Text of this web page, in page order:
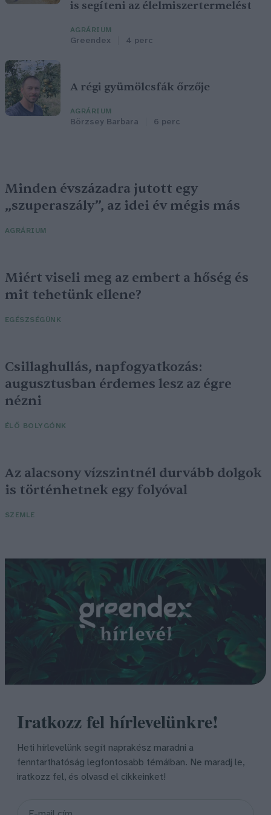
is segíteni az élelmiszertermelést
AGRÁRIUM
Greendex 4 perc
A régi gyümölcsfák őrzője
AGRÁRIUM
Börzsey Barbara 6 perc
Minden évszázadra jutott egy
„szuperaszály”, az idei év mégis más
AGRÁRIUM
Miért viseli meg az embert a hőség és
mit tehetünk ellene?
EGÉSZSÉGÜNK
Csillaghullás, napfogyatkozás:
augusztusban érdemes lesz az égre
nézni
ÉLŐ BOLYGÓNK
Az alacsony vízszintnél durvább dolgok
is történhetnek egy folyóval
SZEMLE
Iratkozz fel hírlevelünkre!
Heti hírlevelünk segít naprakész maradni a
fenntarthatóság legfontosabb témáiban. Ne maradj le,
iratkozz fel, és olvasd el cikkeinket!